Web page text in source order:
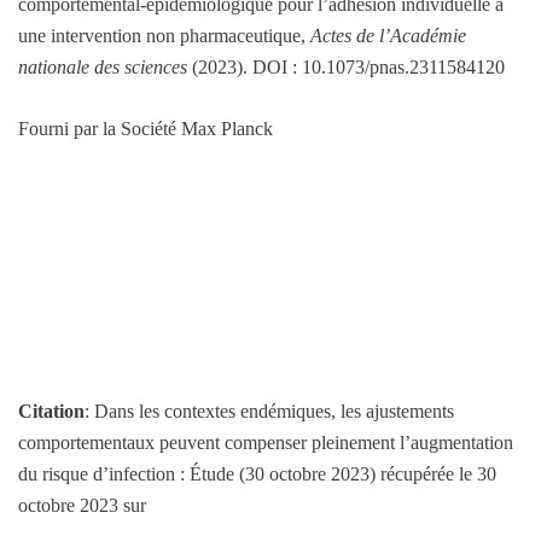
une intervention non pharmaceutique, Actes de l’Académie
nationale des sciences (2023). DOI : 10.1073/pnas.2311584120
Fourni par la Société Max Planck
Citation: Dans les contextes endémiques, les ajustements
comportementaux peuvent compenser pleinement l’augmentation
du risque d’infection : Étude (30 octobre 2023) récupérée le 30
octobre 2023 sur